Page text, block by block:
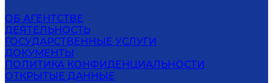
ОБ АГЕНТСТВЕ
ДЕЯТЕЛЬНОСТЬ
ГОСУДАРСТВЕННЫЕ УСЛУГИ
ДОКУМЕНТЫ
ПОЛИТИКА КОНФИДЕНЦИАЛЬНОСТИ
ОТКРЫТЫЕ ДАННЫЕ